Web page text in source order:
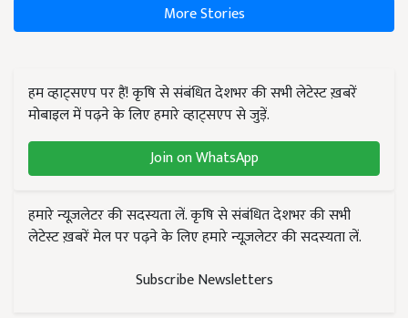
More Stories
हम व्हाट्सएप पर हैं! कृषि से संबंधित देशभर की सभी लेटेस्ट ख़बरें
मोबाइल में पढ़ने के लिए हमारे व्हाट्सएप से जुड़ें.
Join on WhatsApp
हमारे न्यूज़लेटर की सदस्यता लें. कृषि से संबंधित देशभर की सभी
लेटेस्ट ख़बरें मेल पर पढ़ने के लिए हमारे न्यूज़लेटर की सदस्यता लें.
Subscribe Newsletters